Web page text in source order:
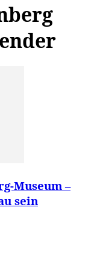
Museum –
sein